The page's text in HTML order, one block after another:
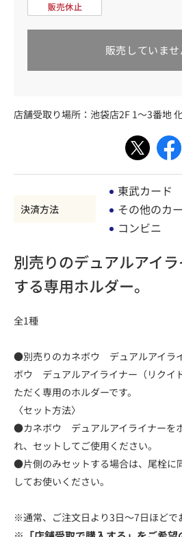
販売していませ
店舗受取り場所： 池袋店2F 1～3番地
決済方法
東武カード
その他のカ
コンビニ
別売りのデュアルアイ
する専用ホルダー。
全1種
●別売りのカネボウ デュアルアイラ
ボウ デュアルアイライナー（リクイ
ただく専用のホルダーです。
〈セット方法〉
●カネボウ デュアルアイライナーを
れ、セットしてご使用ください。
●片側のみセットする場合は、尾栓に
してお使いください。
※通常、ご注文日より3日～7日ほどで